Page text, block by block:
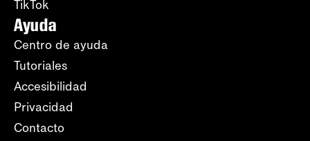
TikTok
Ayuda
Centro de ayuda
Tutoriales
Accesibilidad
Privacidad
Contacto